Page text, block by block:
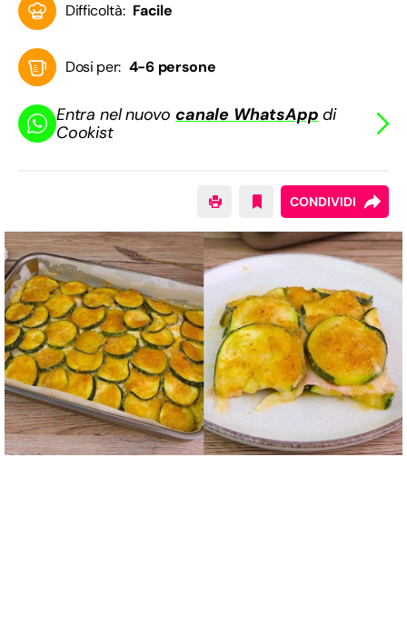
Difficoltà: Facile
Dosi per: 4-6 persone
Entra nel nuovocanale WhatsApp di
Cookist
CONDIVIDI